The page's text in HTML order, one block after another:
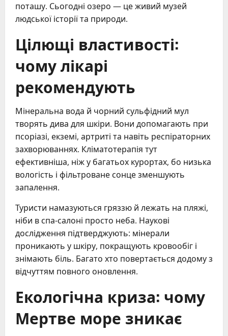
поташу. Сьогодні озеро — це живий музей
людської історії та природи.
Цілющі властивості:
чому лікарі
рекомендують
Мінеральна вода й чорний сульфідний мул
творять дива для шкіри. Вони допомагають при
псоріазі, екземі, артриті та навіть респіраторних
захворюваннях. Кліматотерапія тут
ефективніша, ніж у багатьох курортах, бо низька
вологість і фільтроване сонце зменшують
запалення.
Туристи намазуються гряззю й лежать на пляжі,
ніби в спа-салоні просто неба. Наукові
дослідження підтверджують: мінерали
проникають у шкіру, покращують кровообіг і
знімають біль. Багато хто повертається додому з
відчуттям повного оновлення.
Екологічна криза: чому
Мертве море зникає